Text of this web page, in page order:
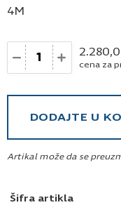
Šifra artikla
4M
Količina
cena za
DODAJTE U
Artikal može da se